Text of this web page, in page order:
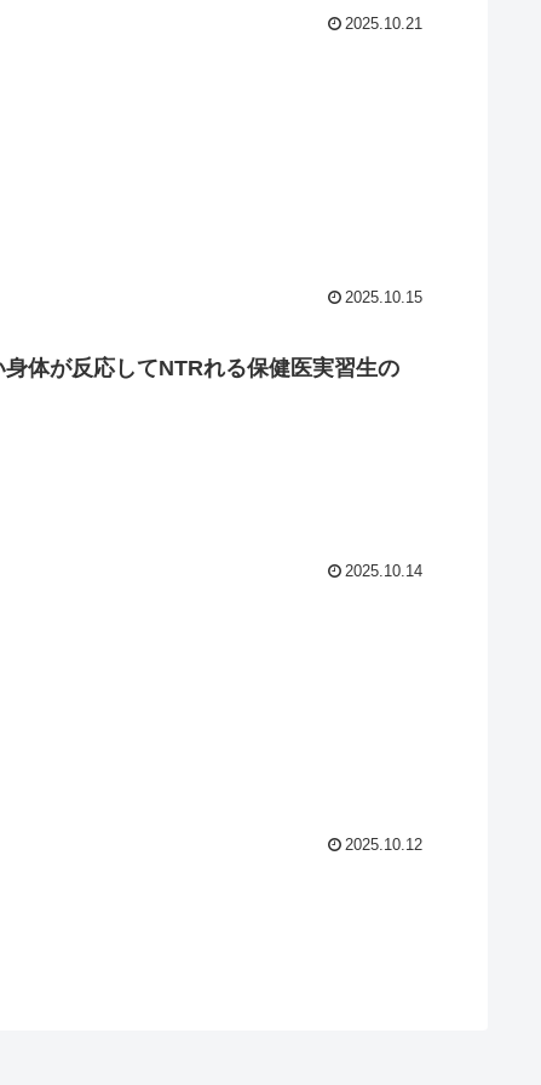
2025.10.21
2025.10.15
体が反応してNTRれる保健医実習生の
2025.10.14
2025.10.12